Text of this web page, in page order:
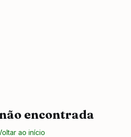
encontrada
ao início